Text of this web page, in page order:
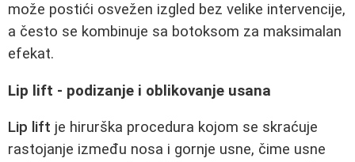
može postići osvežen izgled bez velike intervencije,
a često se kombinuje sa botoksom za maksimalan
efekat.
Lip lift - podizanje i oblikovanje usana
Lip lift je hirurška procedura kojom se skraćuje
rastojanje između nosa i gornje usne, čime usne